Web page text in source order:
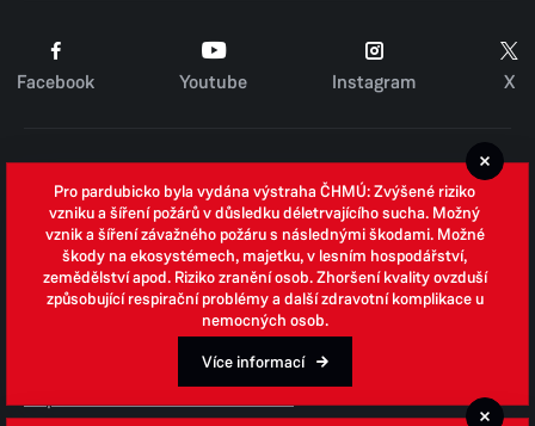
Facebook Youtube Instagram X
Zpracování osobních údajů
Whistleblowing
Open data
Povinně zveřejňované informace
Prohlášení o přístupnosti
Odpovědi na žádosti o informace
Pro pardubicko byla vydána výstraha ČHMÚ: Zvýšené riziko
vzniku a šíření požárů v důsledku déletrvajícího sucha. Možný
vznik a šíření závažného požáru s následnými škodami. Možné
škody na ekosystémech, majetku, v lesním hospodářství,
zemědělství apod. Riziko zranění osob. Zhoršení kvality ovzduší
způsobující respirační problémy a další zdravotní komplikace u
nemocných osob.
Více informací